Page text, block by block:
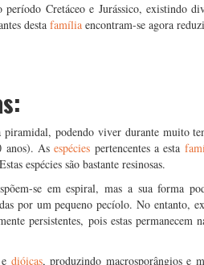
Cretáceo e Jurássico, existindo
desta família encontram-se agora
piramidal, podendo viver durante muito
anos). Asespécies pertencentes a esta
espécies são bastante resinosas.
se em espiral, mas a sua forma
por um pequeno pecíolo. No entanto,
persistentes, pois estas permanecem
e dióicas, produzindo macrosporângios e